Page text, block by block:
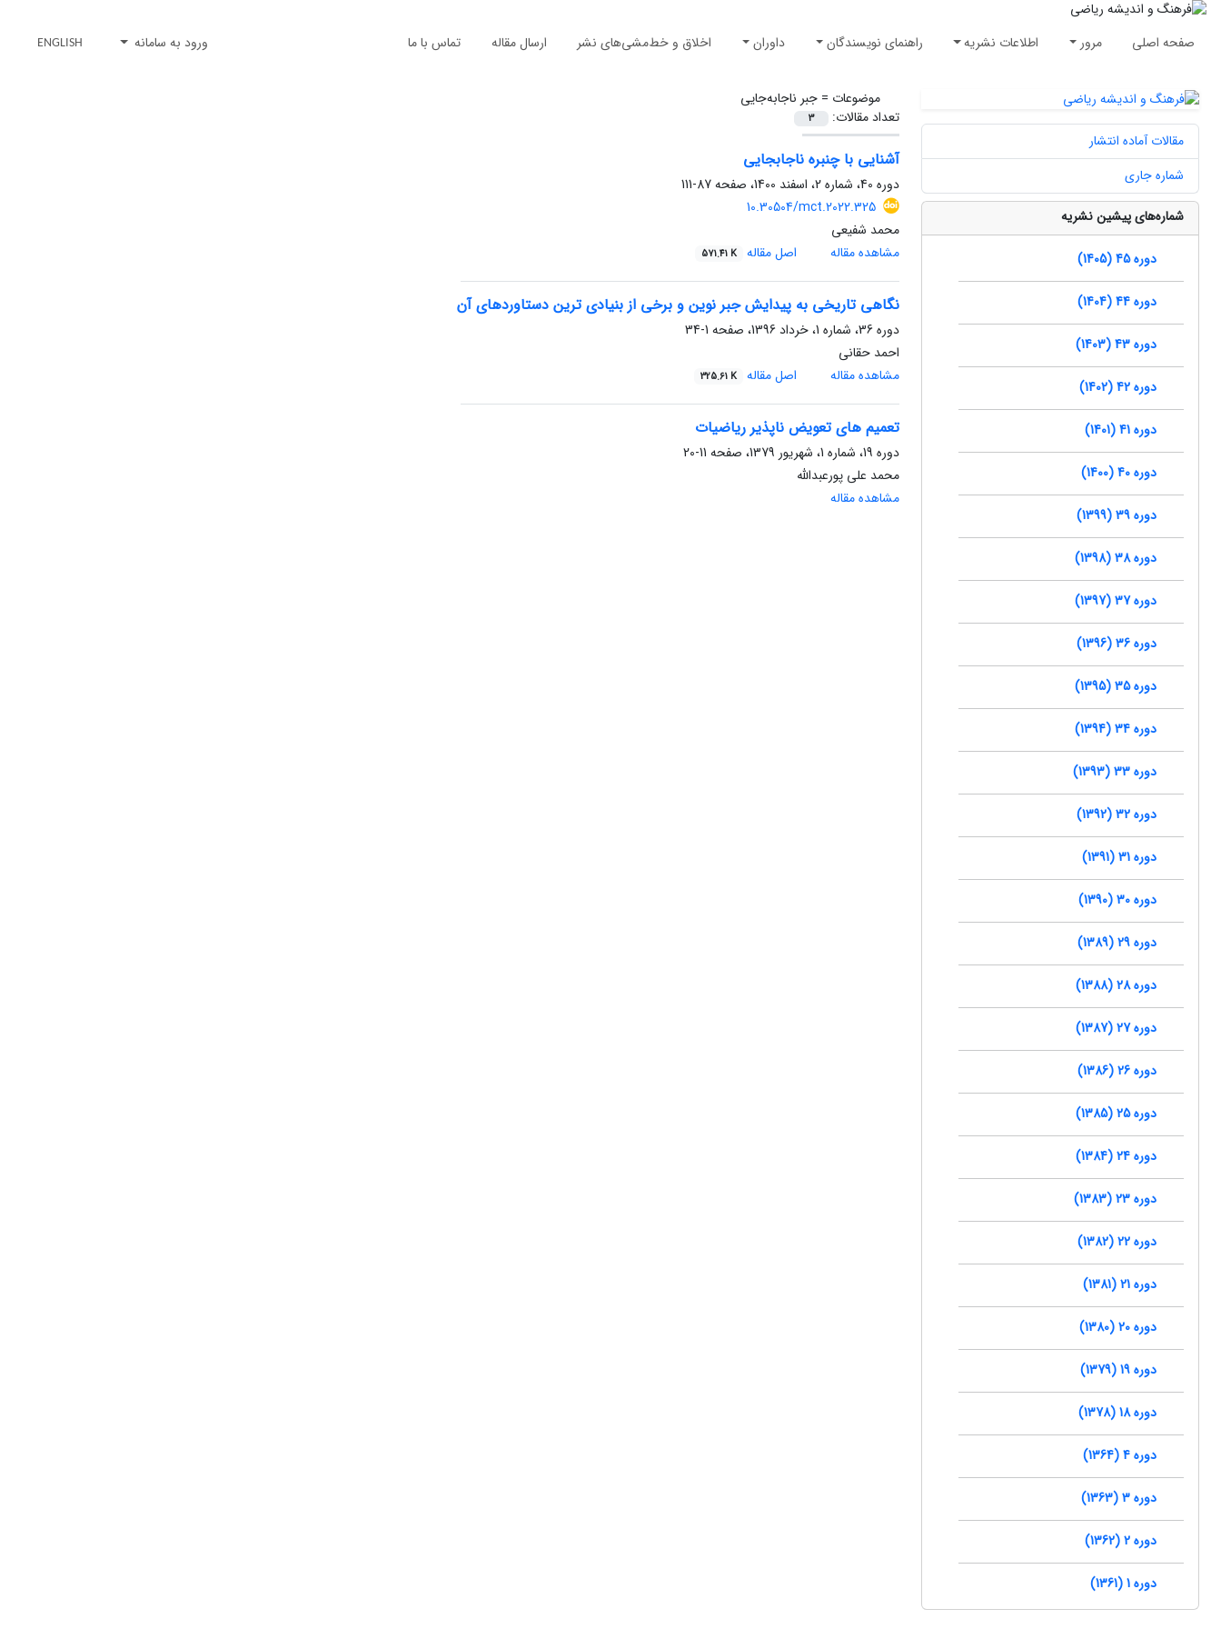
صفحه اصلی مرور اطلاعات نشریه راهنمای نویسندگان داوران اخلاق و خط‌مشی‌های نشر ارسال مقاله تماس با ما ورود به سامانه ENGLISH
موضوعات =جبر ناجابه‌جایی
تعداد مقالات:
3
آشنایی با چنبره ناجابجایی
دوره 40، شماره 2، اسفند 1400، صفحه
87-111
10.30504/mct.2022.325
محمد شفیعی
مشاهده مقاله
اصل مقاله 571.41 K
نگاهی تاریخی به پیدایش جبر نوین و برخی از بنیادی ترین دستاوردهای آن
دوره 36، شماره 1، خرداد 1396، صفحه
1-34
احمد حقانی
مشاهده مقاله
اصل مقاله 325.61 K
تعمیم های تعویض ناپذیر ریاضیات
دوره 19، شماره 1، شهریور 1379، صفحه
11-20
محمد علی پورعبدالله
مشاهده مقاله
مقالات آماده انتشار
شماره جاری
شماره‌های پیشین نشریه
دوره 45 (1405)
دوره 44 (1404)
دوره 43 (1403)
دوره 42 (1402)
دوره 41 (1401)
دوره 40 (1400)
دوره 39 (1399)
دوره 38 (1398)
دوره 37 (1397)
دوره 36 (1396)
دوره 35 (1395)
دوره 34 (1394)
دوره 33 (1393)
دوره 32 (1392)
دوره 31 (1391)
دوره 30 (1390)
دوره 29 (1389)
دوره 28 (1388)
دوره 27 (1387)
دوره 26 (1386)
دوره 25 (1385)
دوره 24 (1384)
دوره 23 (1383)
دوره 22 (1382)
دوره 21 (1381)
دوره 20 (1380)
دوره 19 (1379)
دوره 18 (1378)
دوره 4 (1364)
دوره 3 (1363)
دوره 2 (1362)
دوره 1 (1361)